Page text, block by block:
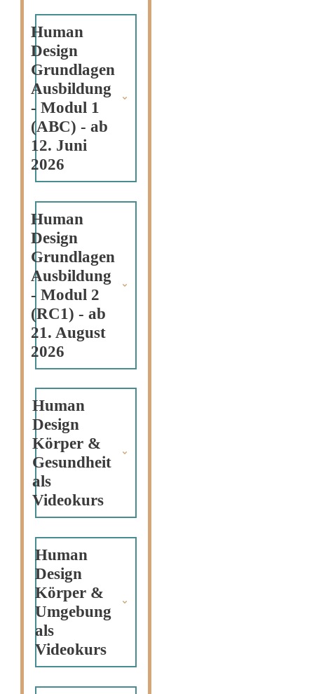
Human
Design
Grundlagen
Ausbildung
- Modul 1
(ABC) - ab
12. Juni
2026
Human
Design
Grundlagen
Ausbildung
- Modul 2
(RC1) - ab
21. August
2026
Human
Design
Körper &
Gesundheit
als
Videokurs
Human
Design
Körper &
Umgebung
als
Videokurs